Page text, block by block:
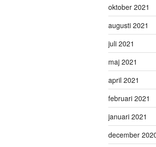
oktober 2021
augusti 2021
juli 2021
maj 2021
april 2021
februari 2021
januari 2021
december